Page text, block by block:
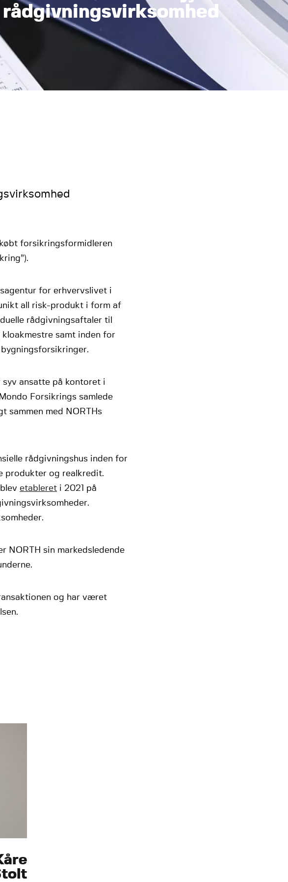
rådgivningsvirksomhed
forsikringsformidleren
for erhvervslivet i
all risk-produkt i form af
rådgivningsaftaler til
samt inden for
ansatte på kontoret i
Forsikrings samlede
sammen med NORTHs
rådgivningshus inden for
produkter og realkredit.
etableret i 2021 på
NORTH sin markedsledende
og har været